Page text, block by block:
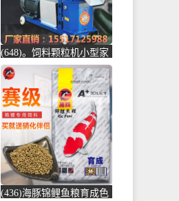
(648)。饲料颗粒机小型家
用大型养殖汽车后桥电动
制粒玉米秸-饲料颗粒机
(圣莫丽斯旗舰店仅售
874.5元)
(436)海豚锦鲤鱼粮育成色